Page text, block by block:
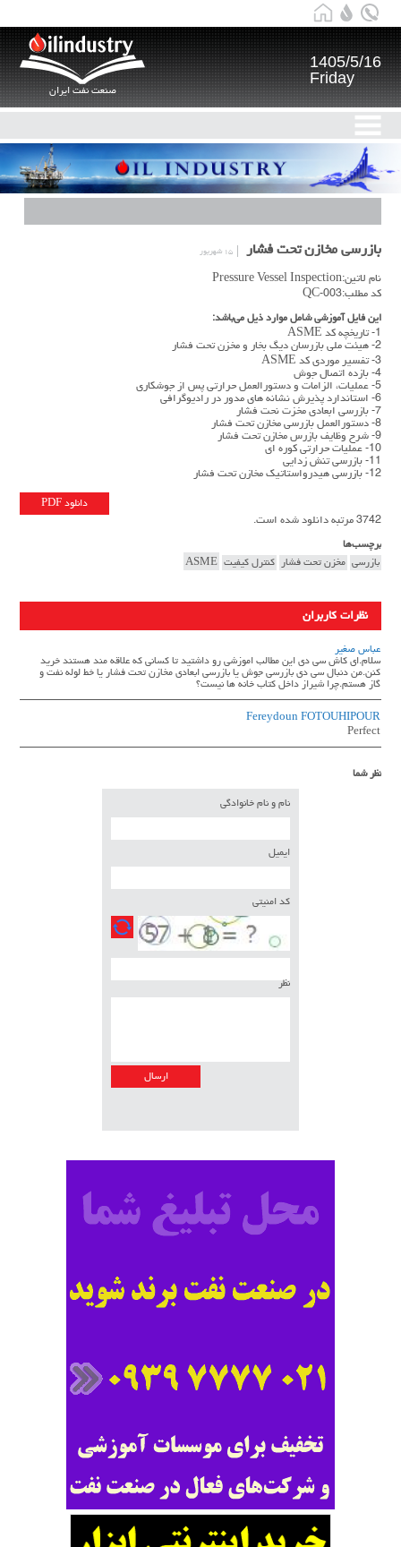
صنعت نفت ایران
1405/5/16
Friday
بازرسی مخازن تحت فشار ۱۵ شهریور
نام لاتین:Pressure Vessel Inspection
کد مطلب:QC-003
این فایل آموزشی شامل موارد ذیل می‌باشد:
1- تاریخچه کد ASME
2- هیئت ملی بازرسان دیگ بخار و مخزن تحت فشار
3- تفسیر موردی کد ASME
4- بازده اتصال جوش
5- عملیات، الزامات و دستورالعمل حرارتی پس از جوشکاری
6- استاندارد پذیرش نشانه های مدور در رادیوگرافی
7- بازرسی ابعادی مخزت نحت فشار
8- دستورالعمل بازرسی مخازن تحت فشار
9- شرح وظایف بازرس مخازن تحت فشار
10- عملیات حرارتی کوره ای
11- بازرسی تنش زدایی
12- بازرسی هیدرواستاتیک مخازن تحت فشار
دانلود PDF
3742 مرتبه دانلود شده است.
برچسب‌ها
بازرسی مخزن تحت فشار کنترل کیفیت ASME
نظرات کاربران
عباس صغیر
سلام.ای کاش سی دی این مطالب اموزشی رو داشتید تا کسانی که علاقه مند هستند خرید
کنن.من دنبال سی دی بازرسی جوش یا بازرسی ابعادی مخازن تحت فشار یا خط لوله نفت و
گاز هستم.چرا شیراز داخل کتاب خانه ها نیست؟
Fereydoun FOTOUHIPOUR
Perfect
نظر شما
نام و نام خانوادگی
ایمیل
کد امنیتی
نظر